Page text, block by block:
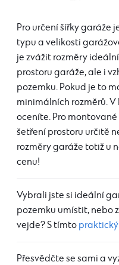
Pro určení šířky garáže
typu a velikosti
je zvážit rozměry
prostoru garáže, ale i
pozemku. Pokud je to
minimálních rozměrů.
oceníte. Pro
šetření prostoru určitě
rozměry garáže totiž u
cenu!
Vybrali jste si ideální
pozemku umístit, nebo
vejde? S tímto
Přesvědčte se sami a